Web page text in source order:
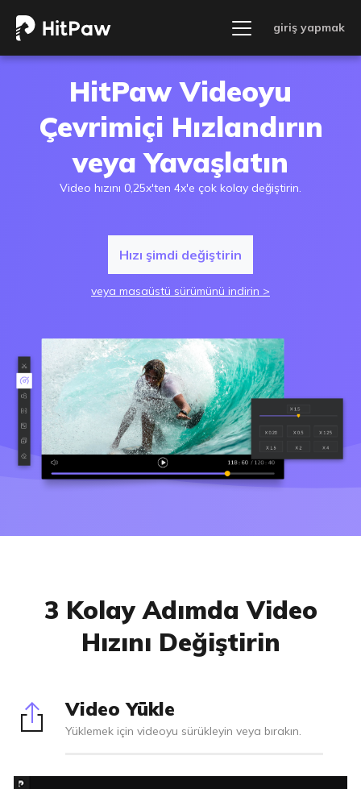
giriş yapmak
HitPaw Videoyu
Çevrimiçi Hızlandırın
veya Yavaşlatın
Video hızını 0,25x'ten 4x'e çok kolay değiştirin.
Hızı şimdi değiştirin
veya masaüstü sürümünü indirin >
3 Kolay Adımda Video
Hızını Değiştirin
Video Yükle
Yüklemek için videoyu sürükleyin veya bırakın.